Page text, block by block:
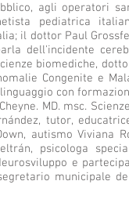
agli operatori
pediatrica
il dottor Paul
dell'incidente
biomediche,
Congenite e
con
MD. msc.
tutor,
autismo Viviana
psicologa
e
municipale